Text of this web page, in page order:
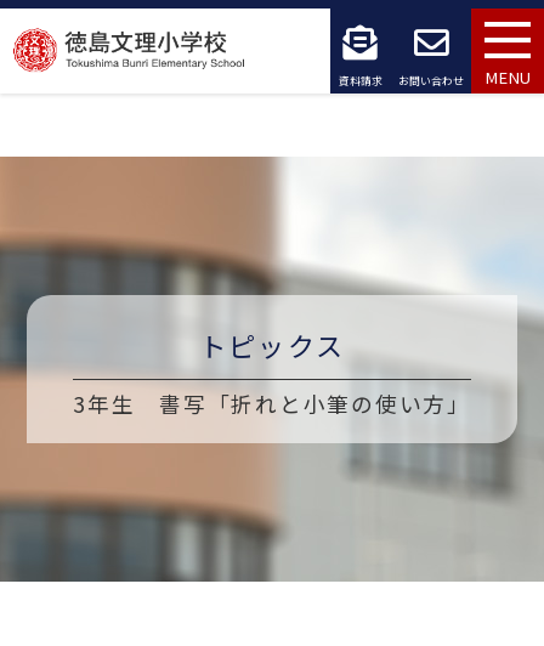
コ
ン
ン
へ
キ
資料請求 お問い合わせ MENU
トピックス
3年生 書写「折れと小筆の使い方」